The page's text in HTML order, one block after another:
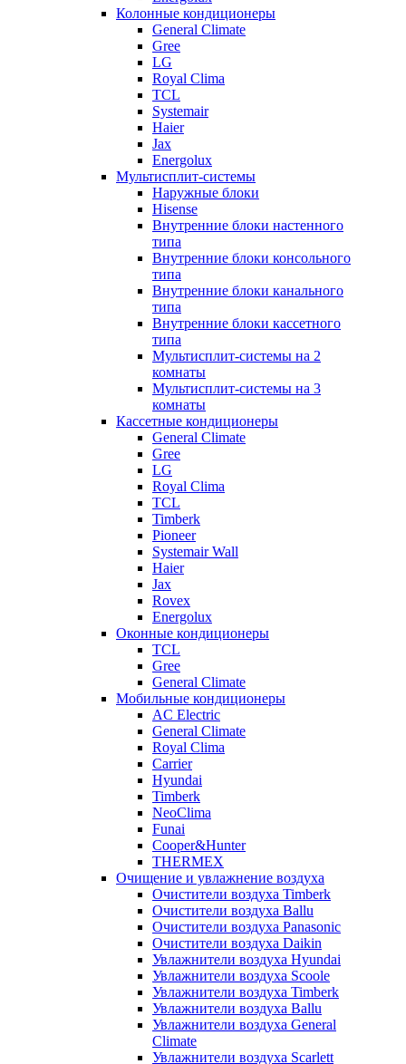
Колонные кондиционеры
General Climate
Gree
LG
Royal Clima
TCL
Systemair
Haier
Jax
Energolux
Мультисплит-системы
Наружные блоки
Hisense
Внутренние блоки настенного
типа
Внутренние блоки консольного
типа
Внутренние блоки канального
типа
Внутренние блоки кассетного
типа
Мультисплит-системы на 2
комнаты
Мультисплит-системы на 3
комнаты
Кассетные кондиционеры
General Climate
Gree
LG
Royal Clima
TCL
Timberk
Pioneer
Systemair Wall
Haier
Jax
Rovex
Energolux
Оконные кондиционеры
TCL
Gree
General Climate
Мобильные кондиционеры
AC Electric
General Climate
Royal Clima
Carrier
Hyundai
Timberk
NeoClima
Funai
Cooper&Hunter
THERMEX
Очищение и увлажнение воздуха
Очистители воздуха Timberk
Очистители воздуха Ballu
Очистители воздуха Panasonic
Очистители воздуха Daikin
Увлажнители воздуха Hyundai
Увлажнители воздуха Scoole
Увлажнители воздуха Timberk
Увлажнители воздуха Ballu
Увлажнители воздуха General
Climate
Увлажнители воздуха Scarlett